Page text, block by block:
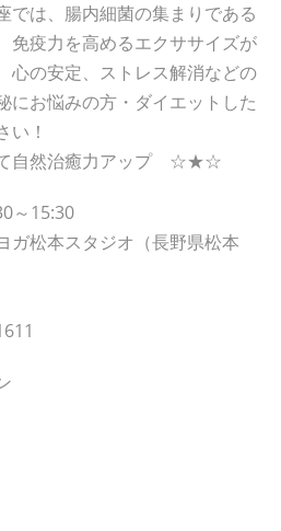
では、腸内細菌の集まりである
免疫力を高めるエクササイズが
心の安定、ストレス解消などの
にお悩みの方・ダイエットした
い！
自然治癒力アップ ☆★☆
～15:30
ガ松本スタジオ（長野県松本